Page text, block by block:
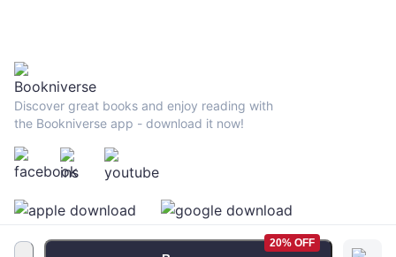
20% OFF
Discover great books and enjoy reading with
the Bookniverse app - download it now!